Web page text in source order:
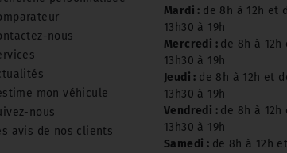
nous
mon véhicule
nous
avis de nos clients
Mardi : de 8h à 12h et
13h30 à 19h
Mercredi : de 8h à 12h
13h30 à 19h
Jeudi : de 8h à 12h et
13h30 à 19h
Vendredi : de 8h à 12h
13h30 à 19h
Samedi : de 8h à 12h